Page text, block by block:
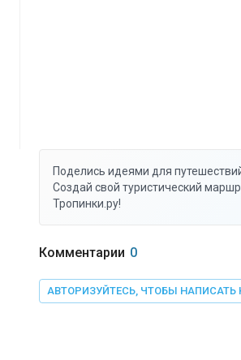
Поделись идеями для
Создай свой туристический
Тропинки.ру!
Комментарии 0
АВТОРИЗУЙТЕСЬ, ЧТОБЫ